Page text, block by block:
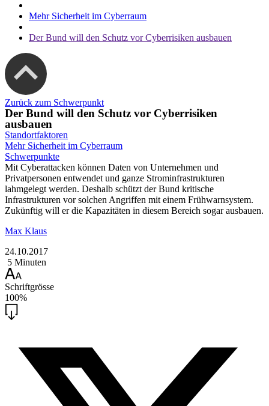
Mehr Sicherheit im Cyberraum
Der Bund will den Schutz vor Cyberrisiken ausbauen
Zurück zum Schwerpunkt
Der Bund will den Schutz vor Cyberrisiken
ausbauen
Standortfaktoren
Mehr Sicherheit im Cyberraum
Schwerpunkte
Mit Cyberattacken können Daten von Unternehmen und
Privatpersonen entwendet und ganze Strominfrastrukturen
lahmgelegt werden. Deshalb schützt der Bund kritische
Infrastrukturen vor solchen Angriffen mit einem Frühwarnsystem.
Zukünftig will er die Kapazitäten in diesem Bereich sogar ausbauen.
Max Klaus
24.10.2017
5 Minuten
Schriftgrösse
100%